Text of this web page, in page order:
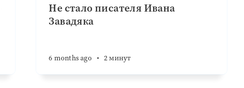
Не стало писателя Ивана
Завадяка
6 months ago • 2 минут